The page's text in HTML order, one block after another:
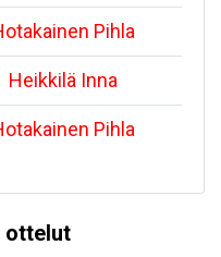
Pihla
Heikkilä Inna
Pihla
ottelut